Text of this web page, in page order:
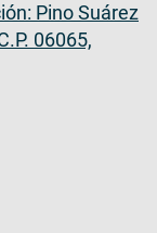
Pino Suárez
06065,